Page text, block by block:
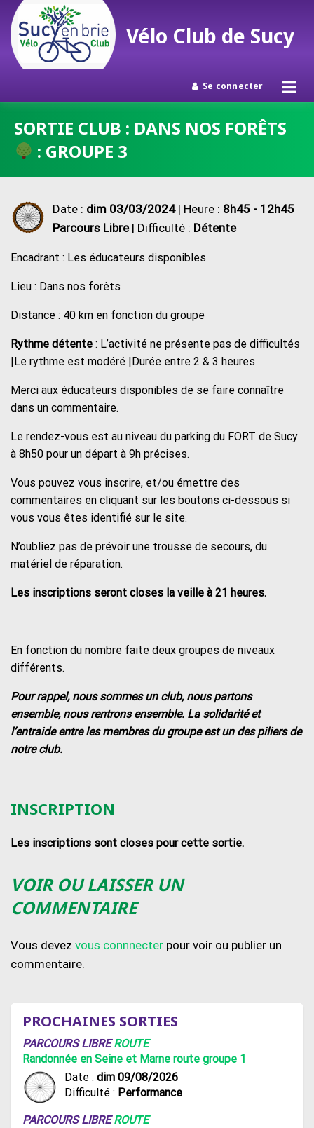
contenu
Vélo Club de Sucy
Se connecter
SORTIE CLUB : DANS NOS FORÊTS
: GROUPE 3
Date : dim 03/03/2024| Heure : 8h45 - 12h45
Parcours Libre| Difficulté : Détente
Encadrant : Les éducateurs disponibles
Lieu : Dans nos forêts
Distance : 40 km en fonction du groupe
Rythme détente : L’activité ne présente pas de difficultés
|Le rythme est modéré |Durée entre 2 & 3 heures
Merci aux éducateurs disponibles de se faire connaître
dans un commentaire.
Le rendez-vous est au niveau du parking du FORT de Sucy
à 8h50 pour un départ à 9h précises.
Vous pouvez vous inscrire, et/ou émettre des
commentaires en cliquant sur les boutons ci-dessous si
vous vous êtes identifié sur le site.
N’oubliez pas de prévoir une trousse de secours, du
matériel de réparation.
Les inscriptions seront closes la veille à 21 heures.
En fonction du nombre faite deux groupes de niveaux
différents.
Pour rappel, nous sommes un club, nous partons
ensemble, nous rentrons ensemble. La solidarité et
l’entraide entre les membres du groupe est un des piliers de
notre club.
INSCRIPTION
Les inscriptions sont closes pour cette sortie.
VOIR OU LAISSER UN
COMMENTAIRE
Vous devez vous connnecter pour voir ou publier un
commentaire.
PROCHAINES SORTIES
PARCOURS LIBREROUTE
Randonnée en Seine et Marne route groupe 1
Date : dim 09/08/2026
Difficulté : Performance
PARCOURS LIBREROUTE